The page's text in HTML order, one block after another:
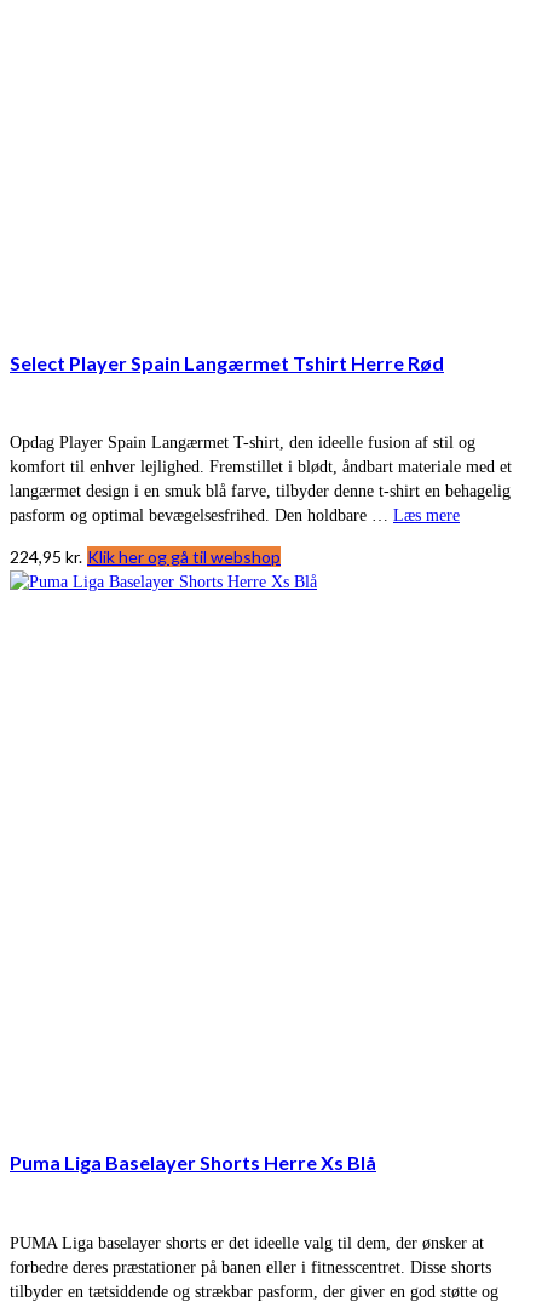
Select Player Spain Langærmet Tshirt Herre Rød
Opdag Player Spain Langærmet T-shirt, den ideelle fusion af stil og
komfort til enhver lejlighed. Fremstillet i blødt, åndbart materiale med et
langærmet design i en smuk blå farve, tilbyder denne t-shirt en behagelig
pasform og optimal bevægelsesfrihed. Den holdbare … Læs mere
224,95 kr. Klik her og gå til webshop
Puma Liga Baselayer Shorts Herre Xs Blå
PUMA Liga baselayer shorts er det ideelle valg til dem, der ønsker at
forbedre deres præstationer på banen eller i fitnesscentret. Disse shorts
tilbyder en tætsiddende og strækbar pasform, der giver en god støtte og